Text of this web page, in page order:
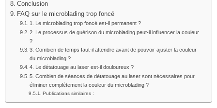
Conclusion
FAQ sur le microblading trop foncé
1. Le microblading trop foncé est-il permanent ?
2. Le processus de guérison du microblading peut-il influencer la couleur
?
3. Combien de temps faut-il attendre avant de pouvoir ajuster la couleur
du microblading ?
4. Le détatouage au laser est-il douloureux ?
5. Combien de séances de détatouage au laser sont nécessaires pour
éliminer complètement la couleur du microblading ?
Publications similaires :